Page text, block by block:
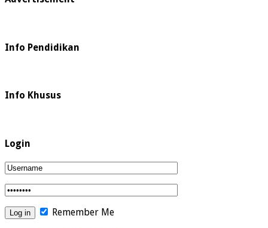
Info Pendidikan
Info Khusus
Login
Remember Me